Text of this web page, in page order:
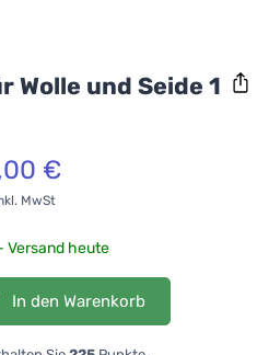
Wolle und Seide 1
€
MwSt
Versand heute
In den Warenkorb